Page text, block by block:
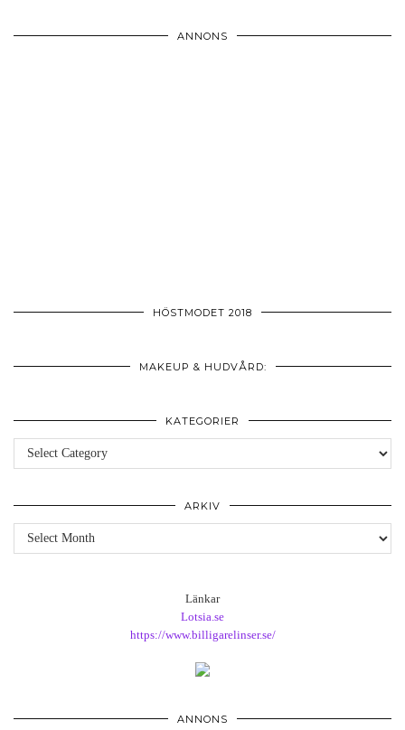
ANNONS
HÖSTMODET 2018
MAKEUP & HUDVÅRD:
KATEGORIER
Kategorier
ARKIV
Arkiv
Länkar
Lotsia.se
https://www.billigarelinser.se/
ANNONS